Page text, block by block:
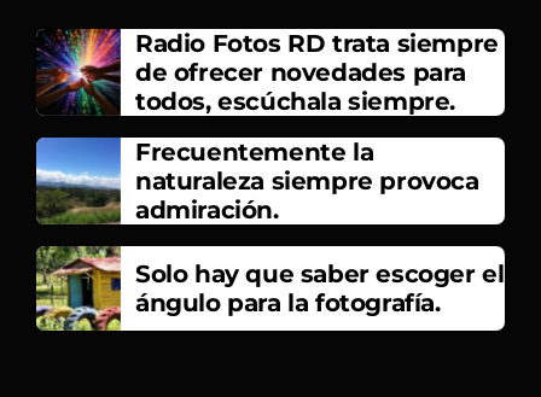
Radio Fotos RD trata siempre
de ofrecer novedades para
todos, escúchala siempre.
Frecuentemente la
naturaleza siempre provoca
admiración.
Solo hay que saber escoger el
ángulo para la fotografía.